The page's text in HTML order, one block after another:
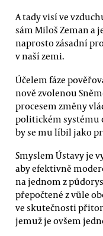
A tady visí ve
sám Miloš Zeman a
naprosto zásadní
v naší zemi.
Účelem fáze
nově zvolenou
procesem změny
politickém systému
by se mu líbil jako
Smyslem Ústavy je
aby efektivně
na jednom z
přepočtené z vůle
ve skutečnosti
jemuž je ovšem